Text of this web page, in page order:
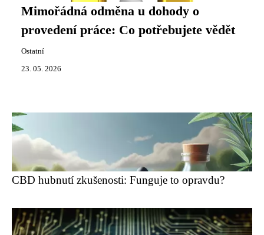
Mimořádná odměna u dohody o
provedení práce: Co potřebujete vědět
Ostatní
23. 05. 2026
CBD hubnutí zkušenosti: Funguje to opravdu?